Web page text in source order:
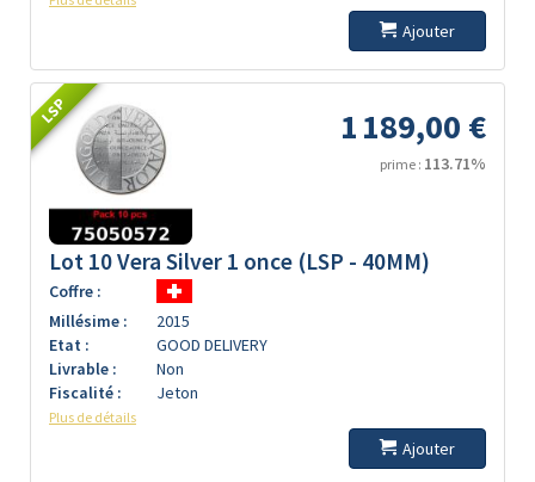
Ajouter
LSP 1 189,00 €
prime : 113.71%
Lot 10 Vera Silver 1 once (LSP - 40MM)
Coffre :
Millésime :
2015
Etat :
GOOD DELIVERY
Livrable :
Non
Fiscalité :
Jeton
Plus de détails
Ajouter